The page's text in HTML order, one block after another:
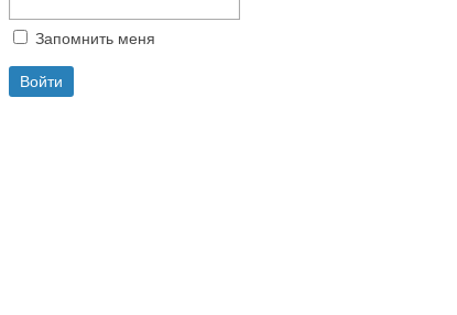
Запомнить меня